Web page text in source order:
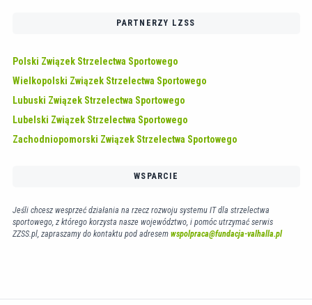
PARTNERZY LZSS
Polski Związek Strzelectwa Sportowego
Wielkopolski Związek Strzelectwa Sportowego
Lubuski Związek Strzelectwa Sportowego
Lubelski Związek Strzelectwa Sportowego
Zachodniopomorski Związek Strzelectwa Sportowego
WSPARCIE
Jeśli chcesz wesprzeć działania na rzecz rozwoju systemu IT dla strzelectwa
sportowego, z którego korzysta nasze województwo, i pomóc utrzymać serwis
ZZSS.pl, zapraszamy do kontaktu pod adresem wspolpraca@fundacja-valhalla.pl